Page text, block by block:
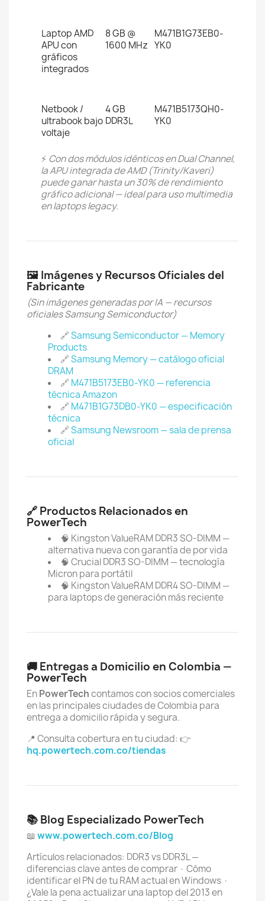
Laptop AMD
APU con
gráficos
integrados
8 GB @
1600 MHz
M471B1G73EB0-
YK0
Netbook /
ultrabook bajo
voltaje
4 GB
DDR3L
M471B5173QH0-
YK0
⚡ Con dos módulos idénticos en Dual Channel,
la APU integrada de AMD (Trinity/Kaveri)
puede ganar hasta un 30% de rendimiento
gráfico adicional — ideal para uso multimedia
en laptops legacy.
🖼️ Imágenes y Recursos Oficiales del
Fabricante
(Sin imágenes generadas por IA — recursos
oficiales Samsung Semiconductor)
🔗Samsung Semiconductor — Memory
Products
🔗Samsung Memory — catálogo oficial
DRAM
🔗 M471B5173EB0-YK0 — referencia
técnica Amazon
🔗 M471B1G73DB0-YK0 — especificación
técnica
🔗Samsung Newsroom — sala de prensa
oficial
🔗 Productos Relacionados en
PowerTech
🧠 Kingston ValueRAM DDR3 SO-DIMM —
alternativa nueva con garantía de por vida
🧠 Crucial DDR3 SO-DIMM — tecnología
Micron para portátil
🧠 Kingston ValueRAM DDR4 SO-DIMM —
para laptops de generación más reciente
🚚 Entregas a Domicilio en Colombia —
PowerTech
EnPowerTechcontamos con socios comerciales
en las principales ciudades de Colombia para
entrega a domicilio rápida y segura.
📍 Consulta cobertura en tu ciudad: 👉
hq.powertech.com.co/tiendas
📚 Blog Especializado PowerTech
📖 www.powertech.com.co/Blog
Artículos relacionados: DDR3 vs DDR3L —
diferencias clave antes de comprar · Cómo
identificar el PN de tu RAM actual en Windows ·
¿Vale la pena actualizar una laptop del 2013 en